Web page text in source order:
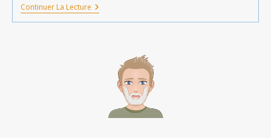
Continuer La LectureAlexa.
[Amazon
Renouvelle